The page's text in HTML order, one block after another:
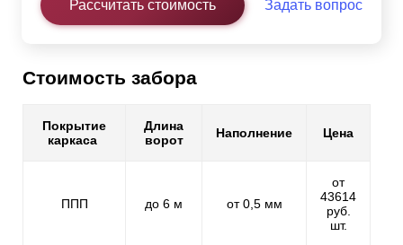
Рассчитать стоимость Задать вопрос
Стоимость забора
Покрытие
каркаса
Длина
ворот
Наполнение Цена
ППП до 6 м от 0,5 мм
от
43614
руб.
шт.